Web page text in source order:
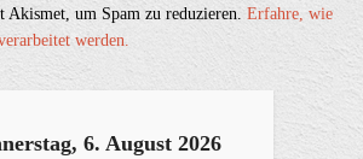
Akismet, um Spam zu reduzieren.Erfahre, wie
werden.
6. August 2026